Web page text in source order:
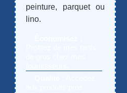
peinture, parquet ou
lino.